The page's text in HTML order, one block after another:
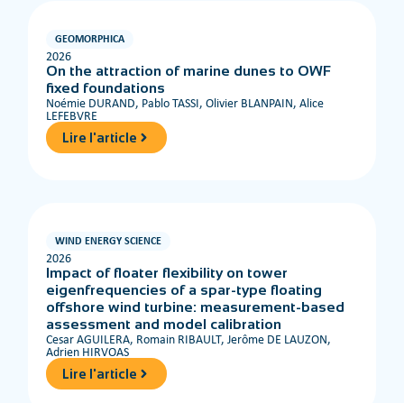
GEOMORPHICA
2026
On the attraction of marine dunes to OWF
fixed foundations
Noémie DURAND, Pablo TASSI, Olivier BLANPAIN, Alice
LEFEBVRE
Lire l'article
WIND ENERGY SCIENCE
2026
Impact of floater flexibility on tower
eigenfrequencies of a spar-type floating
offshore wind turbine: measurement-based
assessment and model calibration
Cesar AGUILERA, Romain RIBAULT, Jerôme DE LAUZON,
Adrien HIRVOAS
Lire l'article